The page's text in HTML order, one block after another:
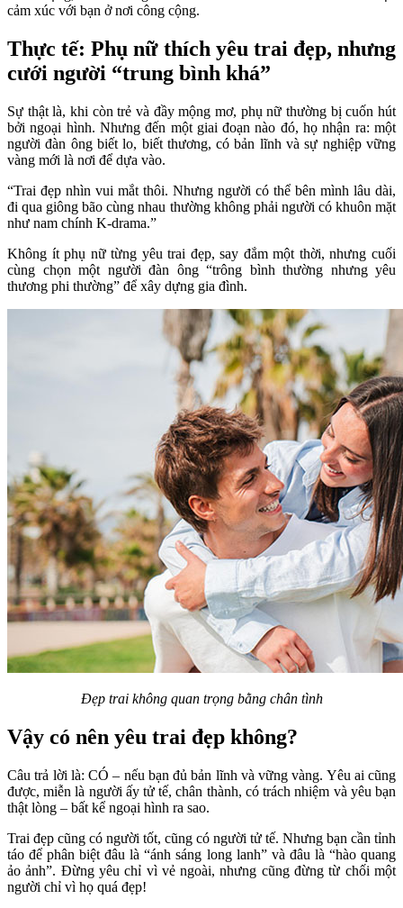
cảm xúc với bạn ở nơi công cộng.
Thực tế: Phụ nữ thích yêu trai đẹp, nhưng
cưới người “trung bình khá”
Sự thật là, khi còn trẻ và đầy mộng mơ, phụ nữ thường bị cuốn hút
bởi ngoại hình. Nhưng đến một giai đoạn nào đó, họ nhận ra: một
người đàn ông biết lo, biết thương, có bản lĩnh và sự nghiệp vững
vàng mới là nơi để dựa vào.
“Trai đẹp nhìn vui mắt thôi. Nhưng người có thể bên mình lâu dài,
đi qua giông bão cùng nhau thường không phải người có khuôn mặt
như nam chính K-drama.”
Không ít phụ nữ từng yêu trai đẹp, say đắm một thời, nhưng cuối
cùng chọn một người đàn ông “trông bình thường nhưng yêu
thương phi thường” để xây dựng gia đình.
Đẹp trai không quan trọng bằng chân tình
Vậy có nên yêu trai đẹp không?
Câu trả lời là: CÓ – nếu bạn đủ bản lĩnh và vững vàng. Yêu ai cũng
được, miễn là người ấy tử tế, chân thành, có trách nhiệm và yêu bạn
thật lòng – bất kể ngoại hình ra sao.
Trai đẹp cũng có người tốt, cũng có người tử tế. Nhưng bạn cần tỉnh
táo để phân biệt đâu là “ánh sáng long lanh” và đâu là “hào quang
ảo ảnh”. Đừng yêu chỉ vì vẻ ngoài, nhưng cũng đừng từ chối một
người chỉ vì họ quá đẹp!